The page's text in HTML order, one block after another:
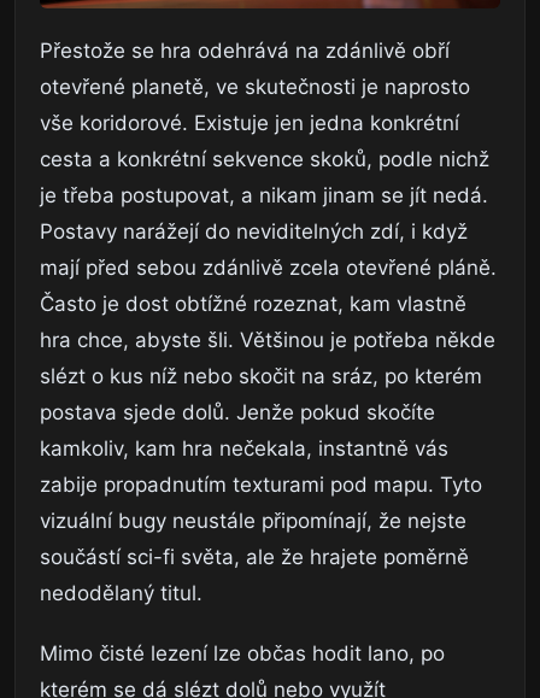
Přestože se hra odehrává na zdánlivě obří
otevřené planetě, ve skutečnosti je naprosto
vše koridorové. Existuje jen jedna konkrétní
cesta a konkrétní sekvence skoků, podle nichž
je třeba postupovat, a nikam jinam se jít nedá.
Postavy narážejí do neviditelných zdí, i když
mají před sebou zdánlivě zcela otevřené pláně.
Často je dost obtížné rozeznat, kam vlastně
hra chce, abyste šli. Většinou je potřeba někde
slézt o kus níž nebo skočit na sráz, po kterém
postava sjede dolů. Jenže pokud skočíte
kamkoliv, kam hra nečekala, instantně vás
zabije propadnutím texturami pod mapu. Tyto
vizuální bugy neustále připomínají, že nejste
součástí sci-fi světa, ale že hrajete poměrně
nedodělaný titul.
Mimo čisté lezení lze občas hodit lano, po
kterém se dá slézt dolů nebo využít